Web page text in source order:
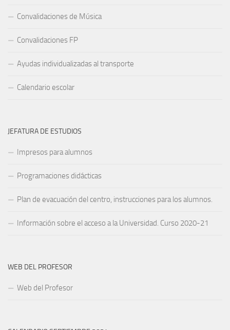
Convalidaciones de Música
Convalidaciones FP
Ayudas individualizadas al transporte
Calendario escolar
JEFATURA DE ESTUDIOS
Impresos para alumnos
Programaciones didácticas
Plan de evacuación del centro, instrucciones para los alumnos.
Información sobre el acceso a la Universidad. Curso 2020-21
WEB DEL PROFESOR
Web del Profesor